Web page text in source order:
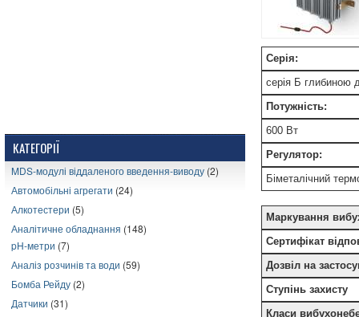
КАТЕГОРІЇ
MDS-модулі віддаленого введення-виводу (2)
Автомобільні агрегати (24)
Алкотестери (5)
Аналітичне обладнання (148)
pH-метри (7)
Аналіз розчинів та води (59)
Бомба Рейду (2)
Датчики (31)
Серія:
серія Б глибиною
Потужність:
600 Вт
Регулятор:
Біметалічний
Маркування
Сертифікат
Дозвіл на
Ступінь захисту
Класи